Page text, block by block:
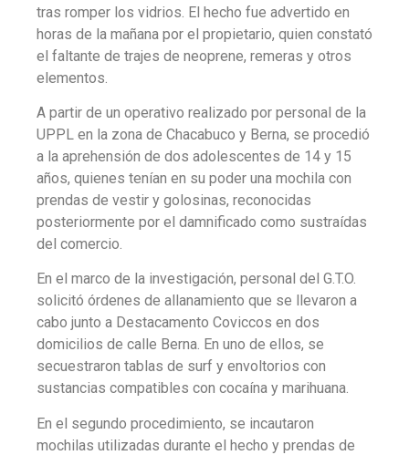
tras romper los vidrios. El hecho fue advertido en
horas de la mañana por el propietario, quien constató
el faltante de trajes de neoprene, remeras y otros
elementos.
A partir de un operativo realizado por personal de la
UPPL en la zona de Chacabuco y Berna, se procedió
a la aprehensión de dos adolescentes de 14 y 15
años, quienes tenían en su poder una mochila con
prendas de vestir y golosinas, reconocidas
posteriormente por el damnificado como sustraídas
del comercio.
En el marco de la investigación, personal del G.T.O.
solicitó órdenes de allanamiento que se llevaron a
cabo junto a Destacamento Coviccos en dos
domicilios de calle Berna. En uno de ellos, se
secuestraron tablas de surf y envoltorios con
sustancias compatibles con cocaína y marihuana.
En el segundo procedimiento, se incautaron
mochilas utilizadas durante el hecho y prendas de